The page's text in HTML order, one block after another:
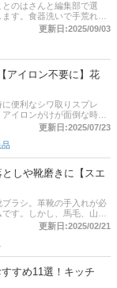
のはさんと編集部で選
す。食器洗いで手荒れに
洗剤を探している方、環
です！ 石油系化学物質、
をしっかり確認して、目
後半には、無添加食器用
サイトの最新人気ランキ
確認してみましょう。
更新日:2025/09/03
アイロン不要に】花
便利なシワ取りスプレ
イロンがけが面倒な時に
入することも可能です
べばいいのか迷ってしま
回は、家事代行エキスパ
に、シワ取りスプレーの
ワ取りだけでなく、消臭
商品もピックアップして
ーの作り方や、通販サイ
コミや売れ筋をチェック
けてくださいね。
更新日:2025/07/23
品
しや靴磨きに【スエ
ラシ。革靴の手入れが必
す。しかし、馬毛、山羊
選ぶべきか迷ってしまい
キスパート・ことのはさ
コロニル・コロンブス・
すすめ商品をご紹介。靴
に記事後半では、通販サ
ます。気になる方は、ぜ
更新日:2025/02/21
すめ11選！キッチ